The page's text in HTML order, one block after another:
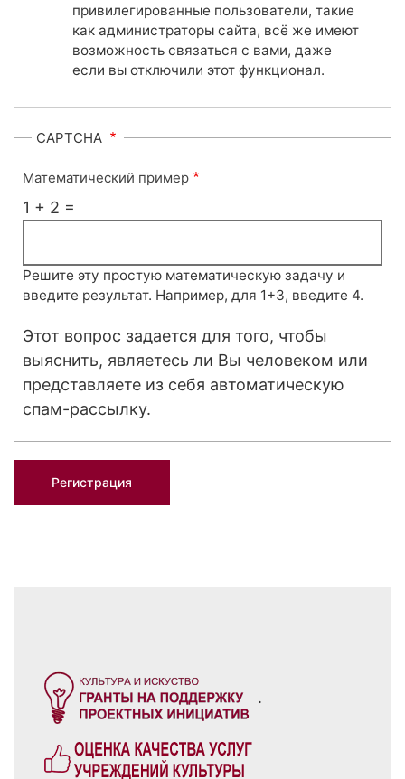
привилегированные пользователи, такие
как администраторы сайта, всё же имеют
возможность связаться с вами, даже
если вы отключили этот функционал.
CAPTCHA
Математический пример
1 + 2 =
Решите эту простую математическую задачу и
введите результат. Например, для 1+3, введите 4.
Этот вопрос задается для того, чтобы
выяснить, являетесь ли Вы человеком или
представляете из себя автоматическую
спам-рассылку.
.